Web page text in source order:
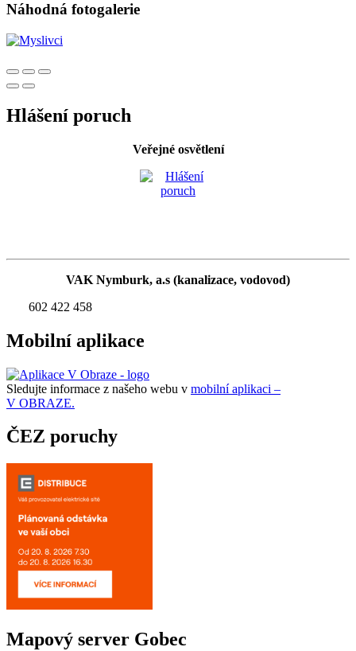
Náhodná fotogalerie
Hlášení poruch
Veřejné osvětlení
VAK Nymburk, a.s (kanalizace, vodovod)
602 422 458
Mobilní aplikace
Sledujte informace z našeho webu v mobilní aplikaci –
V OBRAZE.
ČEZ poruchy
Mapový server Gobec